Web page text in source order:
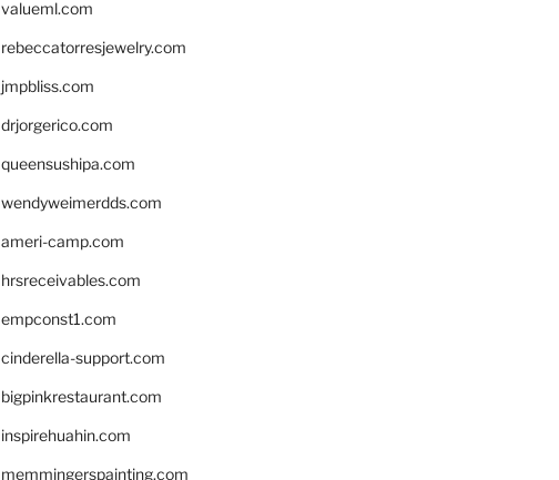
valueml.com
rebeccatorresjewelry.com
jmpbliss.com
drjorgerico.com
queensushipa.com
wendyweimerdds.com
ameri-camp.com
hrsreceivables.com
empconst1.com
cinderella-support.com
bigpinkrestaurant.com
inspirehuahin.com
memmingerspainting.com